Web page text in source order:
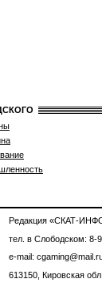
Редакция «СКАТ-
тел. в Слободском: 8-
e-mail:
613150, Кировская